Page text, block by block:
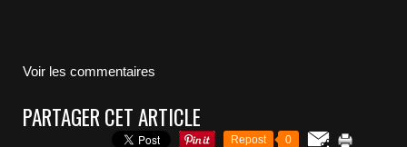
Voir les commentaires
PARTAGER CET ARTICLE
Repost 0